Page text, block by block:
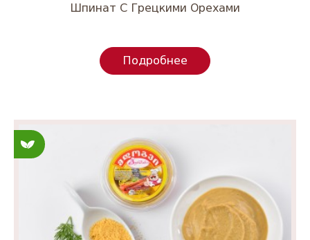
Шпинат С Грецкими Орехами
Подробнее